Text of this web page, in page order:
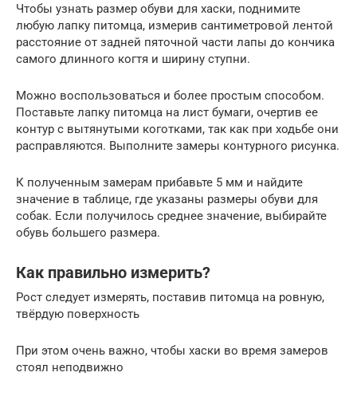
Чтобы узнать размер обуви для хаски, поднимите
любую лапку питомца, измерив сантиметровой лентой
расстояние от задней пяточной части лапы до кончика
самого длинного когтя и ширину ступни.
Можно воспользоваться и более простым способом.
Поставьте лапку питомца на лист бумаги, очертив ее
контур с вытянутыми коготками, так как при ходьбе они
расправляются. Выполните замеры контурного рисунка.
К полученным замерам прибавьте 5 мм и найдите
значение в таблице, где указаны размеры обуви для
собак. Если получилось среднее значение, выбирайте
обувь большего размера.
Как правильно измерить?
Рост следует измерять, поставив питомца на ровную,
твёрдую поверхность
При этом очень важно, чтобы хаски во время замеров
стоял неподвижно